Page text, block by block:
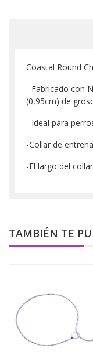
Coastal Round
- Fabricado con
(0,95cm) de
- Ideal para
-Collar de
-El largo del
TAMBIÉN TE